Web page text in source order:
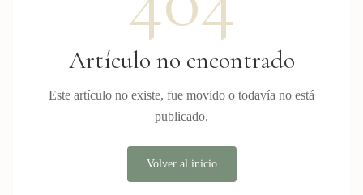
Artículo no encontrado
Este artículo no existe, fue movido o todavía no está
publicado.
Volver al inicio